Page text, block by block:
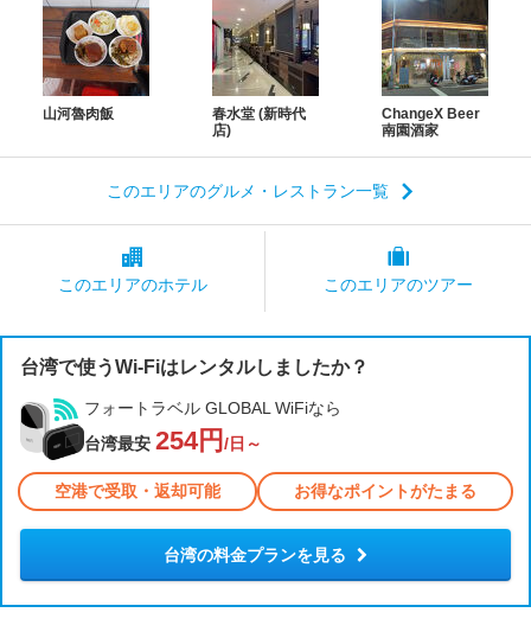
山河魯肉飯
春水堂 (新時代
店)
ChangeX Beer
南園酒家
このエリアのグルメ・レストラン一覧
このエリアのホテル このエリアのツアー
台湾で使うWi-Fiはレンタルしましたか？
フォートラベル GLOBAL WiFiなら
台湾最安 254円 /日～
空港で受取・返却可能 お得なポイントがたまる
台湾の料金プランを見る